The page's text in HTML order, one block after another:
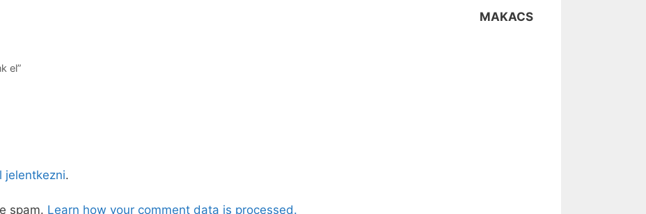
MAKACS
el”
jelentkezni.
spam. Learn how your comment data is processed.